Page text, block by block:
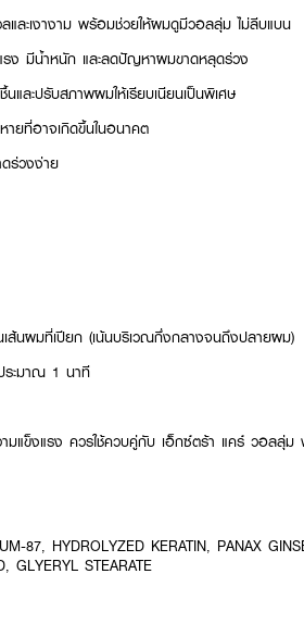
ละเงางาม พร้อมช่วยให้ผมดูมีวอลลุ่ม ไม่ลีบแบน
รง มีน้ำหนัก และลดปัญหาผมขาดหลุดร่วง
และปรับสภาพผมให้เรียบเนียนเป็นพิเศษ
ายที่อาจเกิดขึ้นในอนาคต
ร่วงง่าย
นผมที่เปียก (เน้นบริเวณกึ่งกลางจนถึงปลายผม)
ระมาณ 1 นาที
ามแข็งแรง ควรใช้ควบคู่กับ เอ็กซ์ตร้า แคร์ วอลลุ่
87, HYDROLYZED KERATIN, PANAX
GLYERYL STEARATE